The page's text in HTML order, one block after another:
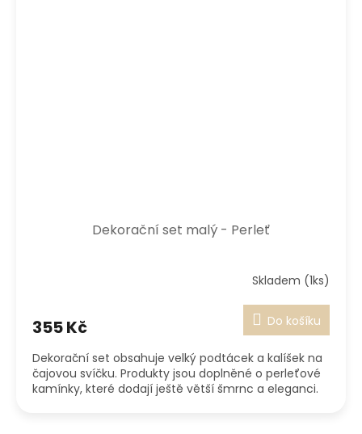
Dekorační set malý - Perleť
Skladem (1ks)
355 Kč Do košíku
Dekorační set obsahuje velký podtácek a kalíšek na
čajovou svíčku. Produkty jsou doplněné o perleťové
kamínky, které dodají ještě větší šmrnc a eleganci.